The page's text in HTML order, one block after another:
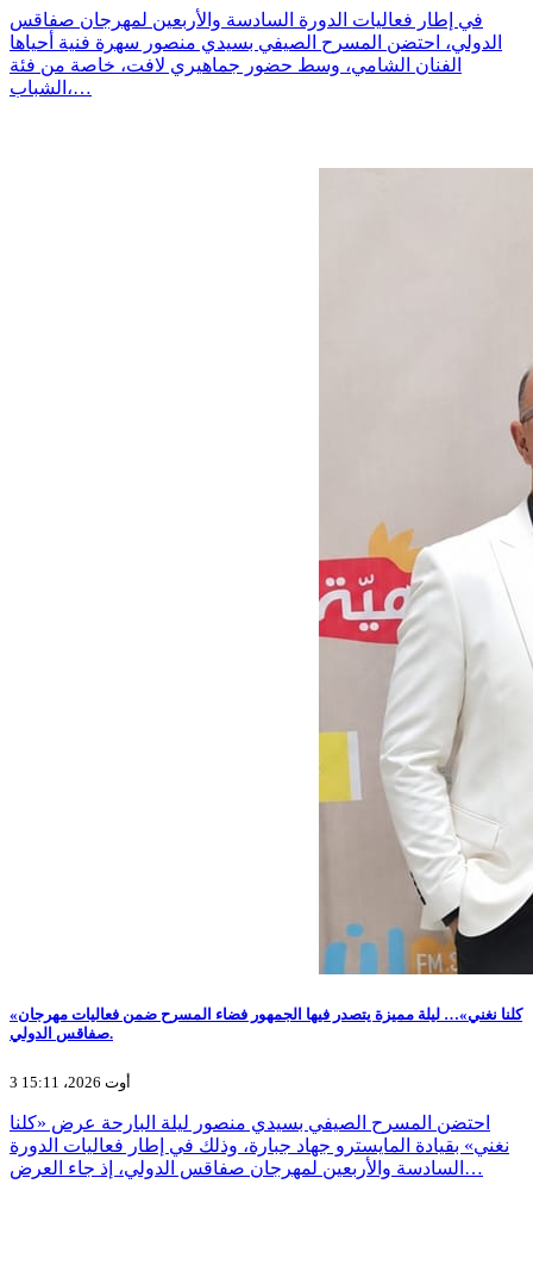
في إطار فعاليات الدورة السادسة والأربعين لمهرجان صفاقس
الدولي، احتضن المسرح الصيفي بسيدي منصور سهرة فنية أحياها
الفنان الشامي، وسط حضور جماهيري لافت، خاصة من فئة
الشباب،…
«كلنا نغني»… ليلة مميزة يتصدر فيها الجمهور فضاء المسرح ضمن فعاليات مهرجان
صفاقس الدولي.
3 أوت 2026، 15:11
احتضن المسرح الصيفي بسيدي منصور ليلة البارحة عرض «كلنا
نغني» بقيادة المايسترو جهاد جبارة، وذلك في إطار فعاليات الدورة
السادسة والأربعين لمهرجان صفاقس الدولي، إذ جاء العرض…